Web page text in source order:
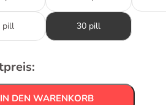
pill 30 pill
IN DEN WARENKORB